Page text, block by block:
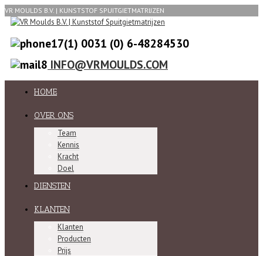
VR MOULDS B.V. | KUNSTSTOF SPUITGIETMATRIJZEN
0031 (0) 6-48284530
INFO@VRMOULDS.COM
HOME
OVER ONS
Team
Kennis
Kracht
Doel
DIENSTEN
KLANTEN
Klanten
Producten
Prijs